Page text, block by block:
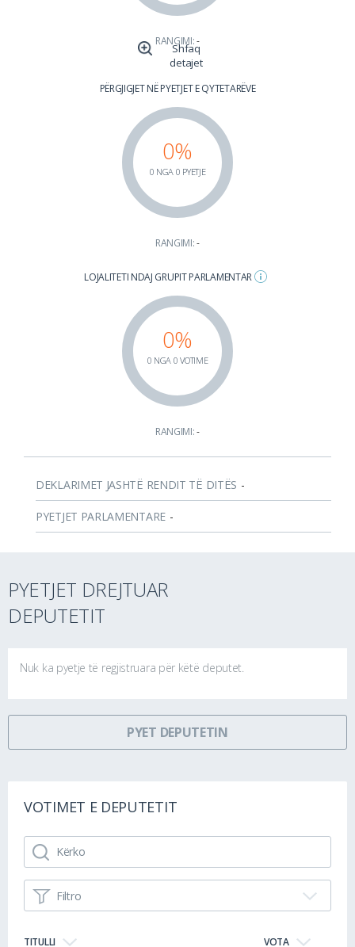
RANGIMI:-
Shfaq
detajet
PËRGJIGJET NË PYETJET E QYTETARËVE
0%
0 NGA 0 PYETJE
RANGIMI:-
LOJALITETI NDAJ GRUPIT PARLAMENTAR
0%
0 NGA 0 VOTIME
RANGIMI:-
DEKLARIMET JASHTË RENDIT TË DITËS -
PYETJET PARLAMENTARE -
PYETJET DREJTUAR
DEPUTETIT
Nuk ka pyetje të regjistruara për këtë deputet.
PYET DEPUTETIN
VOTIMET E DEPUTETIT
Filtro
TITULLI VOTA